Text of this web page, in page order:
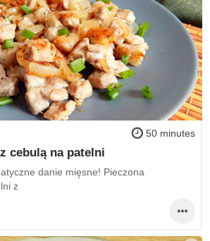
50 minutes
cebulą na patelni
danie mięsne! Pieczona
z